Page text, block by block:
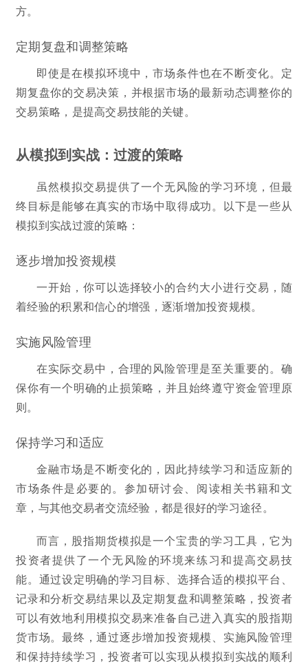
方。
定期复盘和调整策略
即使是在模拟环境中，市场条件也在不断变化。定
期复盘你的交易决策，并根据市场的最新动态调整你的
交易策略，是提高交易技能的关键。
从模拟到实战：过渡的策略
虽然模拟交易提供了一个无风险的学习环境，但最
终目标是能够在真实的市场中取得成功。以下是一些从
模拟到实战过渡的策略：
逐步增加投资规模
一开始，你可以选择较小的合约大小进行交易，随
着经验的积累和信心的增强，逐渐增加投资规模。
实施风险管理
在实际交易中，合理的风险管理是至关重要的。确
保你有一个明确的止损策略，并且始终遵守资金管理原
则。
保持学习和适应
金融市场是不断变化的，因此持续学习和适应新的
市场条件是必要的。参加研讨会、阅读相关书籍和文
章，与其他交易者交流经验，都是很好的学习途径。
而言，股指期货模拟是一个宝贵的学习工具，它为
投资者提供了一个无风险的环境来练习和提高交易技
能。通过设定明确的学习目标、选择合适的模拟平台、
记录和分析交易结果以及定期复盘和调整策略，投资者
可以有效地利用模拟交易来准备自己进入真实的股指期
货市场。最终，通过逐步增加投资规模、实施风险管理
和保持持续学习，投资者可以实现从模拟到实战的顺利